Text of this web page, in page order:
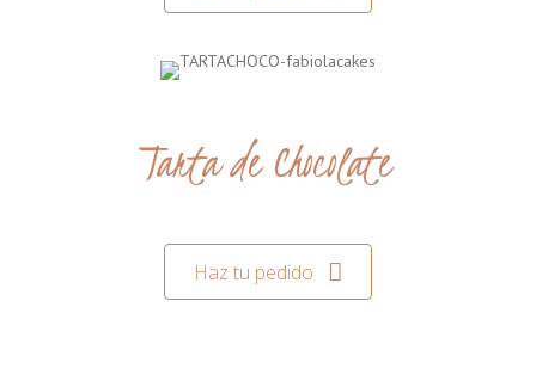
Tarta de Chocolate
Haz tu pedido